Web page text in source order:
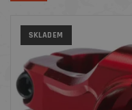
SKLADEM